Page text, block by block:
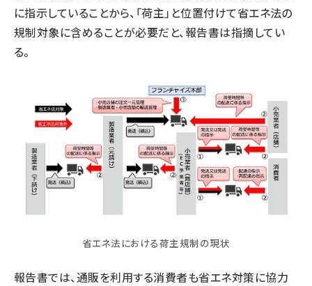
に指示していることから、「荷主」と位置付けて省エネ法の
規制対象に含めることが必要だと、報告書は指摘してい
る。
省エネ法における荷主規制の現状
報告書では、通販を利用する消費者も省エネ対策に協力